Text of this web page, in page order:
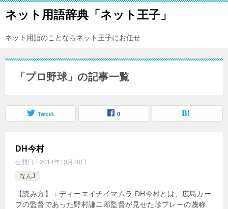
ネット用語辞典「ネット王子」
ネット用語のことならネット王子にお任せ
「プロ野球」の記事一覧
Tweet 0
DH今村
公開日： 2014年10月28日
なんJ
【読み方】：ディーエイチイマムラ DH今村とは、広島カー
プの監督であった野村謙二郎監督が見せた珍プレーの蔑称